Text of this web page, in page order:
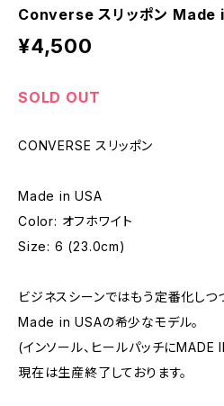
Converse スリッポン Made
¥4,500
SOLD OUT
CONVERSE スリッポン
Made in USA
Color: オフホワイト
Size: 6 (23.0cm)
ビジネスシーンではもう定番化しつ
Made in USAの希少なモデル。
(インソール、ヒールパッチに
現在は生産終了しております。